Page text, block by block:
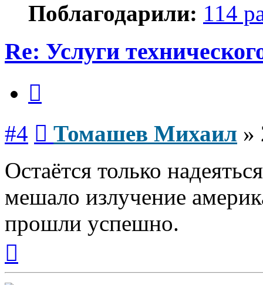
Поблагодарили: 114
Re: Услуги
#4 Томашев Михаил »
Остаётся только
мешало излучение
прошли успешно.
началу